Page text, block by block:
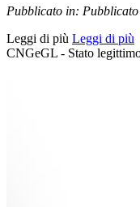
Pubblicato in:
Leggi di più Leggi di più
CNGeGL - Stato